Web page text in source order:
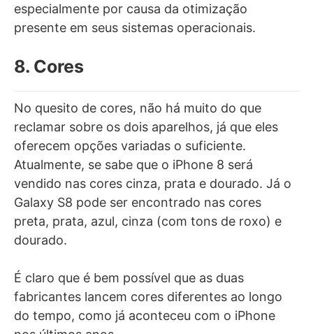
especialmente por causa da otimização
presente em seus sistemas operacionais.
8. Cores
No quesito de cores, não há muito do que
reclamar sobre os dois aparelhos, já que eles
oferecem opções variadas o suficiente.
Atualmente, se sabe que o iPhone 8 será
vendido nas cores cinza, prata e dourado. Já o
Galaxy S8 pode ser encontrado nas cores
preta, prata, azul, cinza (com tons de roxo) e
dourado.
É claro que é bem possível que as duas
fabricantes lancem cores diferentes ao longo
do tempo, como já aconteceu com o iPhone